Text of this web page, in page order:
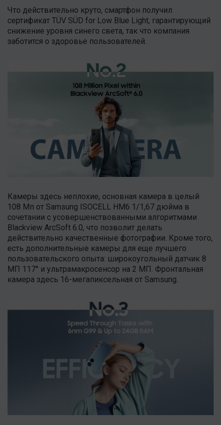
Что действительно круто, смартфон получил
сертификат TÜV SÜD for Low Blue Light, гарантирующий
снижение уровня синего света, так что компания
заботится о здоровье пользователей.
Камеры здесь неплохие, основная камера в целый
108 Мп от Samsung ISOCELL HM6 1/1,67 дюйма в
сочетании с усовершенствованными алгоритмами
Blackview ArcSoft 6.0, что позволит делать
действительно качественные фотографии. Кроме того,
есть дополнительные камеры для еще лучшего
пользовательского опыта: широкоугольный датчик 8
МП 117° и ультрамакросенсор на 2 МП. Фронтальная
камера здесь 16-мегапиксельная от Samsung.